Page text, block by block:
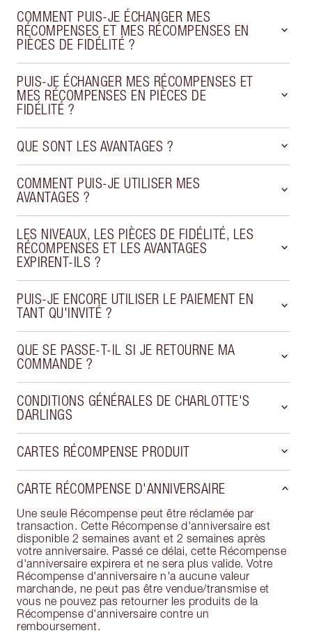
COMMENT PUIS-JE ÉCHANGER MES
RÉCOMPENSES ET MES RÉCOMPENSES EN
PIÈCES DE FIDÉLITÉ ?
PUIS-JE ÉCHANGER MES RÉCOMPENSES ET
MES RÉCOMPENSES EN PIÈCES DE
FIDÉLITÉ ?
QUE SONT LES AVANTAGES ?
COMMENT PUIS-JE UTILISER MES
AVANTAGES ?
LES NIVEAUX, LES PIÈCES DE FIDÉLITÉ, LES
RÉCOMPENSES ET LES AVANTAGES
EXPIRENT-ILS ?
PUIS-JE ENCORE UTILISER LE PAIEMENT EN
TANT QU'INVITÉ ?
QUE SE PASSE-T-IL SI JE RETOURNE MA
COMMANDE ?
CONDITIONS GÉNÉRALES DE CHARLOTTE'S
DARLINGS
CARTES RÉCOMPENSE PRODUIT
CARTE RÉCOMPENSE D'ANNIVERSAIRE
Une seule Récompense peut être réclamée par
transaction. Cette Récompense d'anniversaire est
disponible 2 semaines avant et 2 semaines après
votre anniversaire. Passé ce délai, cette Récompense
d'anniversaire expirera et ne sera plus valide. Votre
Récompense d'anniversaire n'a aucune valeur
marchande, ne peut pas être vendue/transmise et
vous ne pouvez pas retourner les produits de la
Récompense d'anniversaire contre un
remboursement.